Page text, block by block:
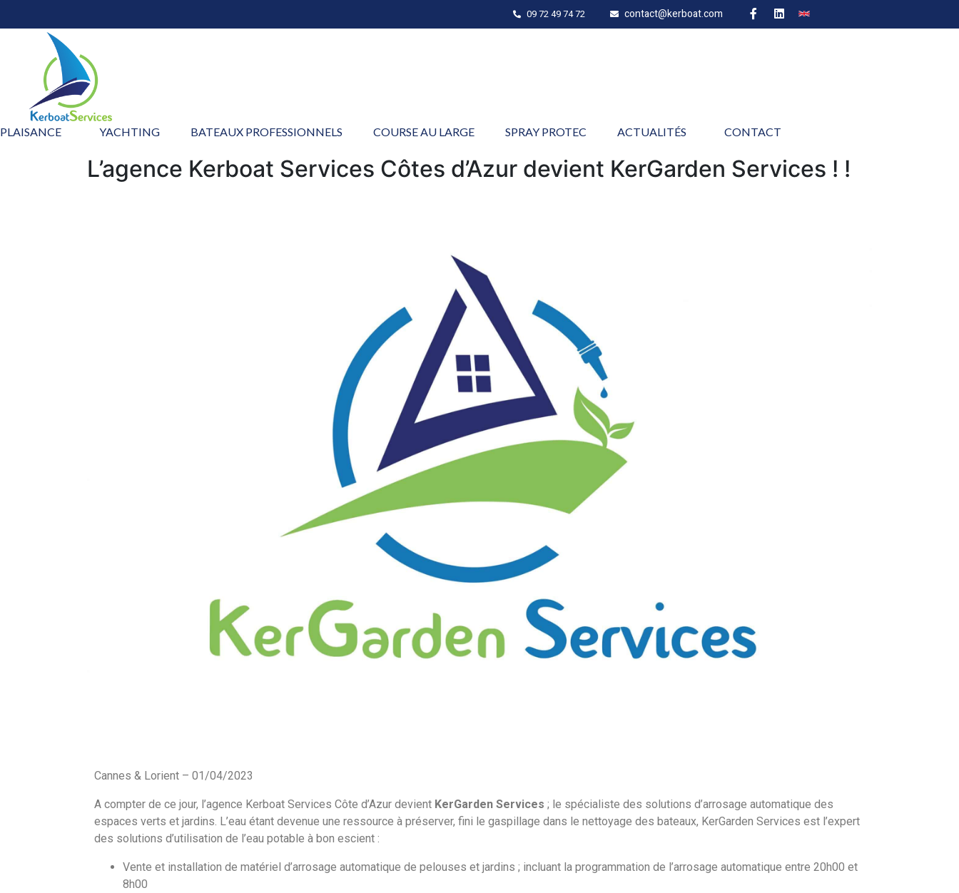
09 72 49 74 72 contact@kerboat.com
PLAISANCE YACHTING BATEAUX PROFESSIONNELS COURSE AU LARGE SPRAY PROTEC ACTUALITÉS CONTACT
L’agence Kerboat Services Côtes d’Azur devient KerGarden Services ! !
Cannes & Lorient – 01/04/2023
A compter de ce jour, l’agence Kerboat Services Côte d’Azur devient KerGarden Services ; le spécialiste des solutions d’arrosage automatique des
espaces verts et jardins. L’eau étant devenue une ressource à préserver, fini le gaspillage dans le nettoyage des bateaux, KerGarden Services est l’expert
des solutions d’utilisation de l’eau potable à bon escient :
Vente et installation de matériel d’arrosage automatique de pelouses et jardins ; incluant la programmation de l’arrosage automatique entre 20h00 et
8h00